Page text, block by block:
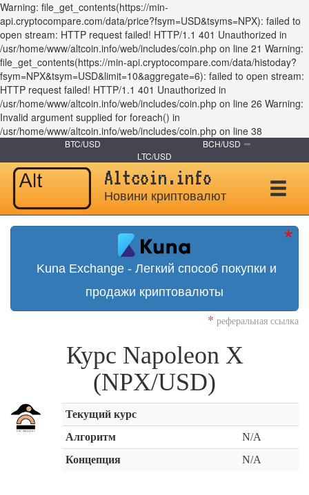
Warning: file_get_contents(https://min-
api.cryptocompare.com/data/price?fsym=USD&tsyms=NPX): failed to
open stream: HTTP request failed! HTTP/1.1 401 Unauthorized in
/usr/home/www/altcoin.info/web/includes/coin.php on line 21 Warning:
file_get_contents(https://min-api.cryptocompare.com/data/histoday?
fsym=NPX&tsym=USD&limit=10&aggregate=6): failed to open stream:
HTTP request failed! HTTP/1.1 401 Unauthorized in
/usr/home/www/altcoin.info/web/includes/coin.php on line 26 Warning:
Invalid argument supplied for foreach() in
/usr/home/www/altcoin.info/web/includes/coin.php on line 38
BTC/USD
BCH/USD
LTC/USD
Altcoin.info
Новини криптовалют
Kuna Exchange - Легкий способ покупки и
продажи криптовалюты
* реферальная ссылка
Курс Napoleon X
(NPX/USD)
Текущий курс
Алгоритм
N/A
Концепция
N/A